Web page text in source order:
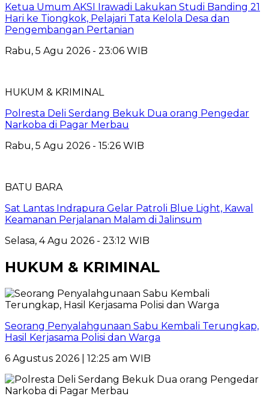
Ketua Umum AKSI Irawadi Lakukan Studi Banding 21
Hari ke Tiongkok, Pelajari Tata Kelola Desa dan
Pengembangan Pertanian
Rabu, 5 Agu 2026 - 23:06 WIB
HUKUM & KRIMINAL
Polresta Deli Serdang Bekuk Dua orang Pengedar
Narkoba di Pagar Merbau
Rabu, 5 Agu 2026 - 15:26 WIB
BATU BARA
Sat Lantas Indrapura Gelar Patroli Blue Light, Kawal
Keamanan Perjalanan Malam di Jalinsum
Selasa, 4 Agu 2026 - 23:12 WIB
HUKUM & KRIMINAL
Seorang Penyalahgunaan Sabu Kembali Terungkap,
Hasil Kerjasama Polisi dan Warga
6 Agustus 2026 | 12:25 am WIB